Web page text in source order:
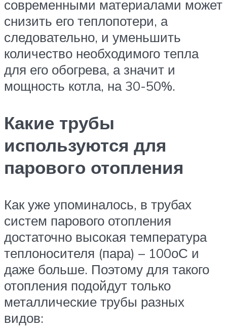
современными материалами может
снизить его теплопотери, а
следовательно, и уменьшить
количество необходимого тепла
для его обогрева, а значит и
мощность котла, на 30-50%.
Какие трубы
используются для
парового отопления
Как уже упоминалось, в трубах
систем парового отопления
достаточно высокая температура
теплоносителя (пара) – 100оС и
даже больше. Поэтому для такого
отопления подойдут только
металлические трубы разных
видов: